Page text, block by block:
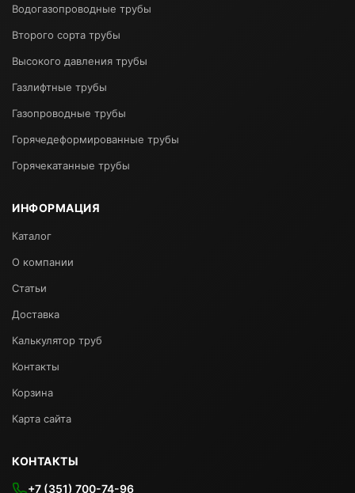
Водогазопроводные трубы
Второго сорта трубы
Высокого давления трубы
Газлифтные трубы
Газопроводные трубы
Горячедеформированные трубы
Горячекатанные трубы
ИНФОРМАЦИЯ
Каталог
О компании
Статьи
Доставка
Калькулятор труб
Контакты
Корзина
Карта сайта
КОНТАКТЫ
+7 (351) 700-74-96